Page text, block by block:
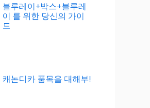
블루레이+박스+블루레
이 를 위한 당신의 가이
드
캐논디카 품목을 대해부!